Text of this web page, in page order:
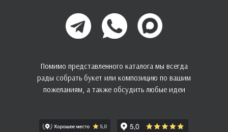
Помимо представленного каталога мы всегда
рады собрать букет или композицию по вашим
пожеланиям, а также обсудить любые идеи